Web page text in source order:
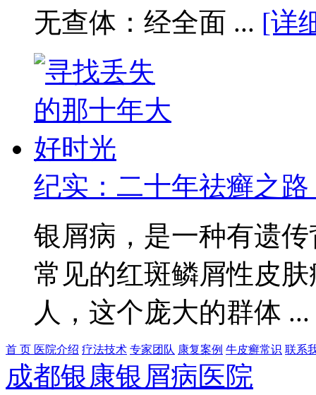
无查体：经全面 ... [详
纪实：二十年祛癣之
银屑病，是一种有遗
常见的红斑鳞屑性皮
人，这个庞大的群体 ...
首 页 医院介绍 疗法技术 专家团队 康复案例 牛皮癣常识 联系
成都银康银屑病医院